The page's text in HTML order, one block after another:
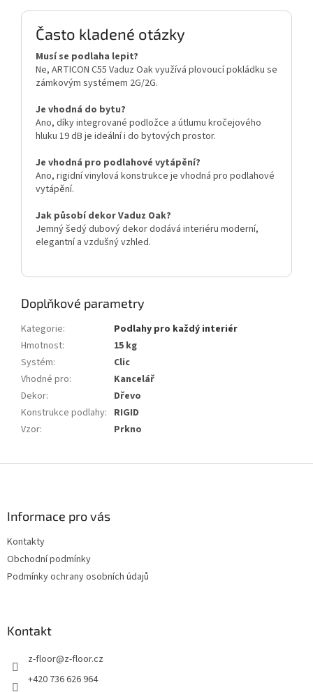
Často kladené otázky
Musí se podlaha lepit?
Ne, ARTICON C55 Vaduz Oak využívá plovoucí pokládku se
zámkovým systémem 2G/2G.
Je vhodná do bytu?
Ano, díky integrované podložce a útlumu kročejového
hluku 19 dB je ideální i do bytových prostor.
Je vhodná pro podlahové vytápění?
Ano, rigidní vinylová konstrukce je vhodná pro podlahové
vytápění.
Jak působí dekor Vaduz Oak?
Jemný šedý dubový dekor dodává interiéru moderní,
elegantní a vzdušný vzhled.
Doplňkové parametry
Kategorie:
Podlahy pro každý interiér
Hmotnost:
15 kg
Systém:
Clic
Vhodné pro:
Kancelář
Dekor:
Dřevo
Konstrukce podlahy: RIGID
Vzor: Prkno
Informace pro vás
Kontakty
Obchodní podmínky
Podmínky ochrany osobních údajů
Kontakt
z-floor@z-floor.cz
+420 736 626 964